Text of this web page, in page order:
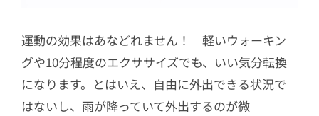
運動の効果はあなどれません！ 軽いウォーキン
グや10分程度のエクササイズでも、いい気分転換
になります。とはいえ、自由に外出できる状況で
はないし、雨が降っていて外出するのが微